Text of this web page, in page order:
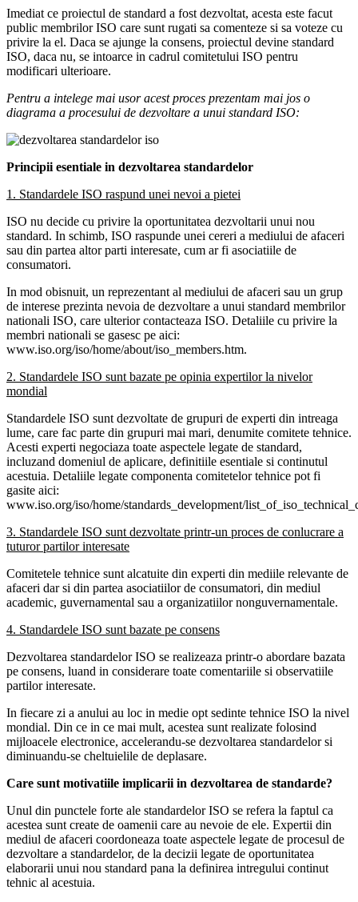
Imediat ce proiectul de standard a fost dezvoltat, acesta este facut
public membrilor ISO care sunt rugati sa comenteze si sa voteze cu
privire la el. Daca se ajunge la consens, proiectul devine standard
ISO, daca nu, se intoarce in cadrul comitetului ISO pentru
modificari ulterioare.
Pentru a intelege mai usor acest proces prezentam mai jos o
diagrama a procesului de dezvoltare a unui standard ISO:
Principii esentiale in dezvoltarea standardelor
1. Standardele ISO raspund unei nevoi a pietei
ISO nu decide cu privire la oportunitatea dezvoltarii unui nou
standard. In schimb, ISO raspunde unei cereri a mediului de afaceri
sau din partea altor parti interesate, cum ar fi asociatiile de
consumatori.
In mod obisnuit, un reprezentant al mediului de afaceri sau un grup
de interese prezinta nevoia de dezvoltare a unui standard membrilor
nationali ISO, care ulterior contacteaza ISO. Detaliile cu privire la
membri nationali se gasesc pe aici:
www.iso.org/iso/home/about/iso_members.htm.
2. Standardele ISO sunt bazate pe opinia expertilor la nivelor
mondial
Standardele ISO sunt dezvoltate de grupuri de experti din intreaga
lume, care fac parte din grupuri mai mari, denumite comitete tehnice.
Acesti experti negociaza toate aspectele legate de standard,
incluzand domeniul de aplicare, definitiile esentiale si continutul
acestuia. Detaliile legate componenta comitetelor tehnice pot fi
gasite aici:
www.iso.org/iso/home/standards_development/
3. Standardele ISO sunt dezvoltate printr-un proces de conlucrare a
tuturor partilor interesate
Comitetele tehnice sunt alcatuite din experti din mediile relevante de
afaceri dar si din partea asociatiilor de consumatori, din mediul
academic, guvernamental sau a organizatiilor nonguvernamentale.
4. Standardele ISO sunt bazate pe consens
Dezvoltarea standardelor ISO se realizeaza printr-o abordare bazata
pe consens, luand in considerare toate comentariile si observatiile
partilor interesate.
In fiecare zi a anului au loc in medie opt sedinte tehnice ISO la nivel
mondial. Din ce in ce mai mult, acestea sunt realizate folosind
mijloacele electronice, accelerandu-se dezvoltarea standardelor si
diminuandu-se cheltuielile de deplasare.
Care sunt motivatiile implicarii in dezvoltarea de standarde?
Unul din punctele forte ale standardelor ISO se refera la faptul ca
acestea sunt create de oamenii care au nevoie de ele. Expertii din
mediul de afaceri coordoneaza toate aspectele legate de procesul de
dezvoltare a standardelor, de la decizii legate de oportunitatea
elaborarii unui nou standard pana la definirea intregului continut
tehnic al acestuia.